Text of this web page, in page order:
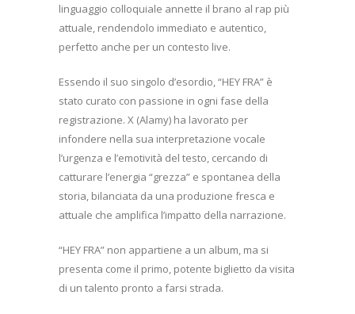
linguaggio colloquiale annette il brano al rap più
attuale, rendendolo immediato e autentico,
perfetto anche per un contesto live.
Essendo il suo singolo d’esordio, “HEY FRA” è
stato curato con passione in ogni fase della
registrazione. X (Alamy) ha lavorato per
infondere nella sua interpretazione vocale
l’urgenza e l’emotività del testo, cercando di
catturare l’energia “grezza” e spontanea della
storia, bilanciata da una produzione fresca e
attuale che amplifica l’impatto della narrazione.
“HEY FRA” non appartiene a un album, ma si
presenta come il primo, potente biglietto da visita
di un talento pronto a farsi strada.